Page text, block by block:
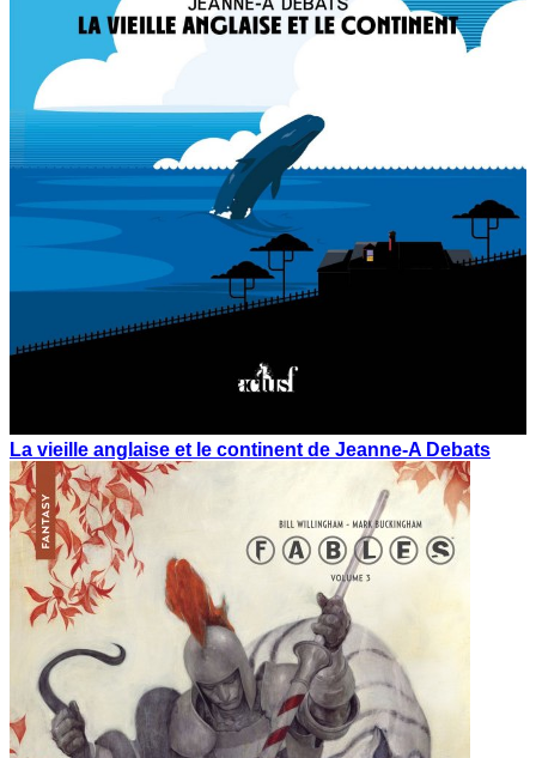
La vieille anglaise et le continent de Jeanne-A Debats